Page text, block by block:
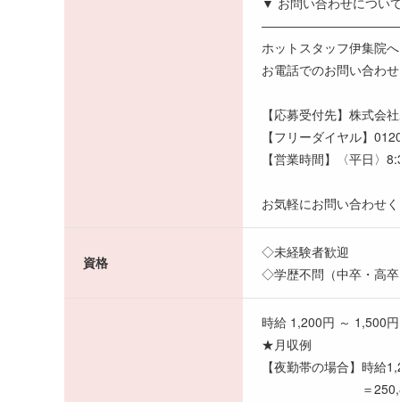
ホットスタッフ伊集院へ
お電話でのお問い合わ
【応募受付先】株式会
【フリーダイヤル】
【営業時間】〈平日〉
お気軽にお問い合わせ
資格
◇未経験者歓迎
◇学歴不問（中卒・高
時給 1,200円 ～ 1,500円
★月収例
【夜勤帯の場合】時給
＝250,800円（